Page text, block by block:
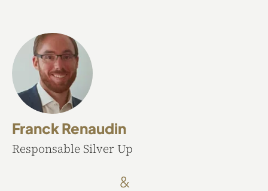
Franck Renaudin
Responsable Silver Up
&